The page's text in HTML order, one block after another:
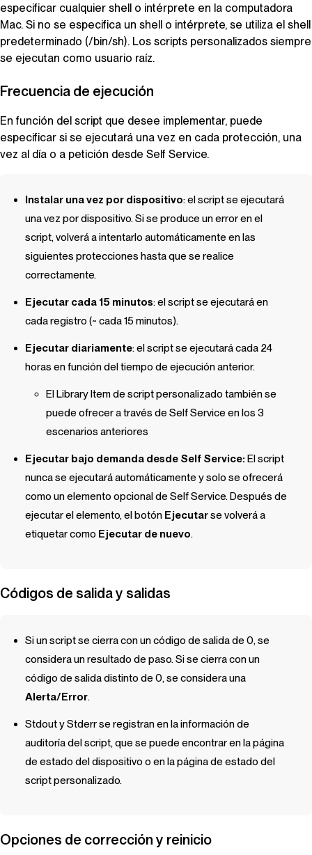
especificar cualquier shell o intérprete en la computadora
Mac. Si no se especifica un shell o intérprete, se utiliza el shell
predeterminado (/bin/sh). Los scripts personalizados siempre
se ejecutan como usuario raíz.
Frecuencia de ejecución
En función del script que desee implementar, puede
especificar si se ejecutará una vez en cada protección, una
vez al día o a petición desde Self Service.
Instalar una vez por dispositivo: el script se ejecutará
una vez por dispositivo. Si se produce un error en el
script, volverá a intentarlo automáticamente en las
siguientes protecciones hasta que se realice
correctamente.
Ejecutar cada 15 minutos: el script se ejecutará en
cada registro (~ cada 15 minutos).
Ejecutar diariamente: el script se ejecutará cada 24
horas en función del tiempo de ejecución anterior.
ElLibrary Itemde script personalizado también se
puede ofrecer a través de Self Service en los 3
escenarios anteriores
Ejecutar bajo demanda desde Self Service:El script
nunca se ejecutará automáticamente y solo se ofrecerá
como un elemento opcional de Self Service. Después de
ejecutar el elemento, el botón Ejecutarse volverá a
etiquetar como Ejecutar de nuevo.
Códigos de salida y salidas
Si un script se cierra con un código de salida de 0, se
considera un resultado de paso. Si se cierra con un
código de salida distinto de 0, se considera una
Alerta/Error.
Stdout y Stderr se registran en la información de
auditoría del script, que se puede encontrar en la página
de estado del dispositivo o en la página de estado del
script personalizado.
Opciones de corrección y reinicio